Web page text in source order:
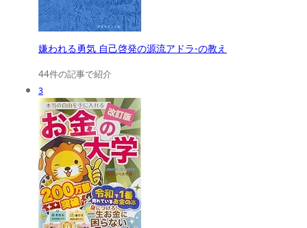
嫌われる勇気 自己啓発の源流アドラ-の教え
44件の記事で紹介
3